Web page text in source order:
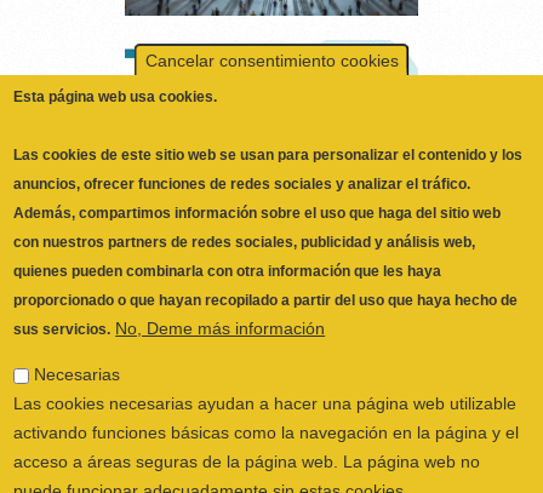
ILUSTRE COLEGIO OFICIAL DE
CALLE SAN VICENTE Nº 61,2º-2ª. CÓDIGO
POSTAL 46002 VALENCIA, ESPAÑA
POLÍTICA PRIVACIDAD|AVISO LEGAL|
Cancelar consentimiento cookies
Esta página web usa cookies.
Las cookies de este sitio web se usan para personalizar el contenido y los
Además, compartimos información sobre el uso que haga del sitio web
con nuestros partners de redes sociales, publicidad y análisis web,
quienes pueden combinarla con otra información que les haya
proporcionado o que hayan recopilado a partir del uso que haya hecho de
sus servicios. No, Deme más información
Necesarias
activando funciones básicas como la navegación en la página y el
acceso a áreas seguras de la página web. La página web no
puede funcionar adecuadamente sin estas cookies.
Preferencias